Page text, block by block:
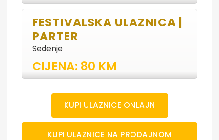
FESTIVALSKA ULAZNICA |
PARTER
Sedenje
CIJENA: 80 KM
KUPI ULAZNICE ONLAJN
KUPI ULAZNICE NA PRODAJNOM